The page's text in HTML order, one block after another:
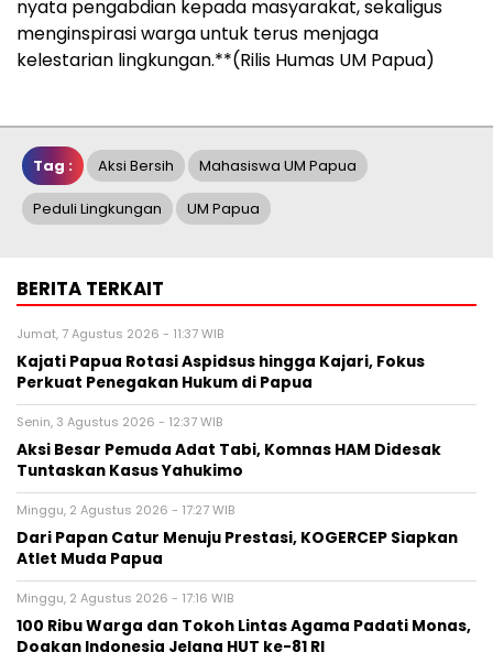
nyata pengabdian kepada masyarakat, sekaligus
menginspirasi warga untuk terus menjaga
kelestarian lingkungan.**(Rilis Humas UM Papua)
Tag : Aksi Bersih Mahasiswa UM Papua
Peduli Lingkungan UM Papua
BERITA TERKAIT
Jumat, 7 Agustus 2026 - 11:37 WIB
Kajati Papua Rotasi Aspidsus hingga Kajari, Fokus
Perkuat Penegakan Hukum di Papua
Senin, 3 Agustus 2026 - 12:37 WIB
Aksi Besar Pemuda Adat Tabi, Komnas HAM Didesak
Tuntaskan Kasus Yahukimo
Minggu, 2 Agustus 2026 - 17:27 WIB
Dari Papan Catur Menuju Prestasi, KOGERCEP Siapkan
Atlet Muda Papua
Minggu, 2 Agustus 2026 - 17:16 WIB
100 Ribu Warga dan Tokoh Lintas Agama Padati Monas,
Doakan Indonesia Jelang HUT ke-81 RI